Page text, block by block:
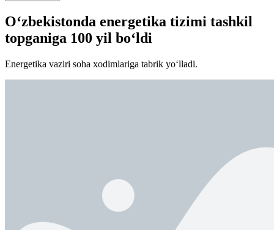
O‘zbekistonda energetika tizimi tashkil
topganiga 100 yil bo‘ldi
Energetika vaziri soha xodimlariga tabrik yo‘lladi.